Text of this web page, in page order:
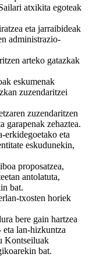
atxikita egoteak
eta jarraibideak
administrazio-
arteko gatazkak
eskumenak
zuzendaritzei
zuzendaritzen
garapenak zehaztea.
erkidegoetako eta
eskudunekin,
proposatzea,
antolatuta,
bat.
txosten horiek
bere gain hartzea
eta lan-hizkuntza
Kontseiluak
bat.